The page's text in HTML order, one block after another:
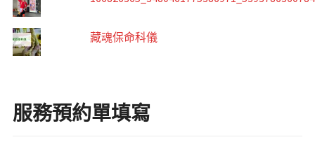
藏魂保命科儀
服務預約單填寫